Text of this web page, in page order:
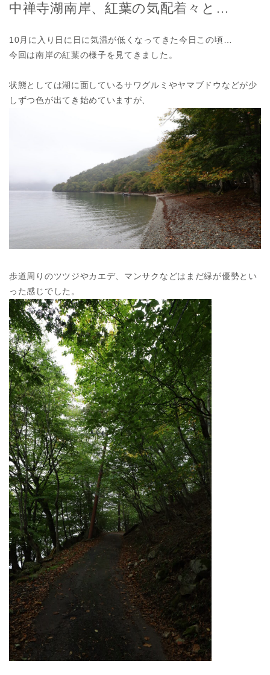
中禅寺湖南岸、紅葉の気配着々と…
10月に入り日に日に気温が低くなってきた今日この頃…
今回は南岸の紅葉の様子を見てきました。
状態としては湖に面しているサワグルミやヤマブドウなどが少
しずつ色が出てき始めていますが、
歩道周りのツツジやカエデ、マンサクなどはまだ緑が優勢とい
った感じでした。